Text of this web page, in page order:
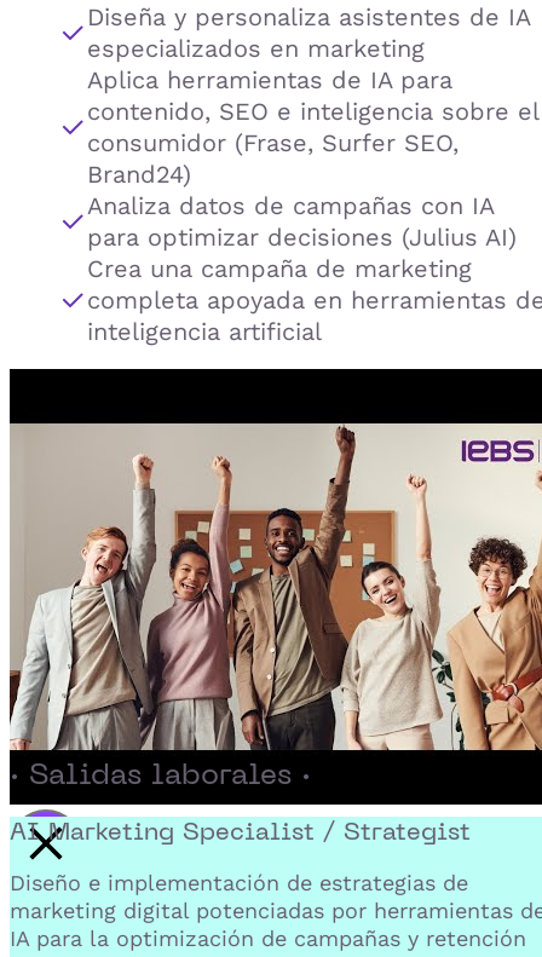
Diseña y personaliza asistentes de IA
especializados en marketing
Aplica herramientas de IA para
contenido, SEO e inteligencia sobre el
consumidor (Frase, Surfer SEO,
Brand24)
Analiza datos de campañas con IA
para optimizar decisiones (Julius AI)
Crea una campaña de marketing
completa apoyada en herramientas
inteligencia artificial
Activar reproducción del video
· Salidas laborales ·
AI Marketing Specialist / Strategist
Diseño e implementación de estrategias de
marketing digital potenciadas por herramientas
IA para la optimización de campañas y retención